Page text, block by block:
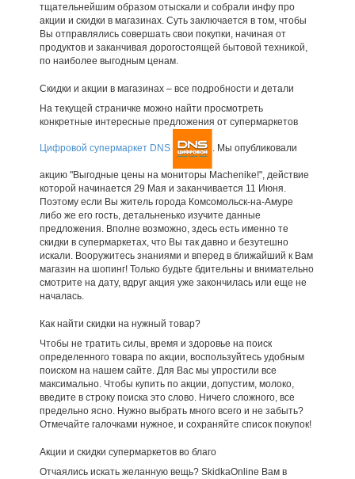
тщательнейшим образом отыскали и собрали инфу про
акции и скидки в магазинах. Суть заключается в том, чтобы
Вы отправлялись совершать свои покупки, начиная от
продуктов и заканчивая дорогостоящей бытовой техникой,
по наиболее выгодным ценам.
Скидки и акции в магазинах – все подробности и детали
На текущей страничке можно найти просмотреть
конкретные интересные предложения от супермаркетов
Цифровой супермаркет DNS . Мы опубликовали
акцию "Выгодные цены на мониторы Machenike!", действие
которой начинается 29 Мая и заканчивается 11 Июня.
Поэтому если Вы житель города Комсомольск-на-Амуре
либо же его гость, детальненько изучите данные
предложения. Вполне возможно, здесь есть именно те
скидки в супермаркетах, что Вы так давно и безутешно
искали. Вооружитесь знаниями и вперед в ближайший к Вам
магазин на шопинг! Только будьте бдительны и внимательно
смотрите на дату, вдруг акция уже закончилась или еще не
началась.
Как найти скидки на нужный товар?
Чтобы не тратить силы, время и здоровье на поиск
определенного товара по акции, воспользуйтесь удобным
поиском на нашем сайте. Для Вас мы упростили все
максимально. Чтобы купить по акции, допустим, молоко,
введите в строку поиска это слово. Ничего сложного, все
предельно ясно. Нужно выбрать много всего и не забыть?
Отмечайте галочками нужное, и сохраняйте список покупок!
Акции и скидки супермаркетов во благо
Отчаялись искать желанную вещь? SkidkaOnline Вам в